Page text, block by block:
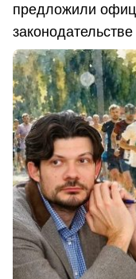
предложили